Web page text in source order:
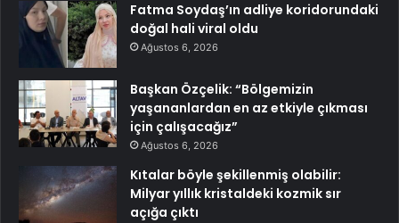
Fatma Soydaş’ın adliye koridorundaki
doğal hali viral oldu
Ağustos 6, 2026
Başkan Özçelik: “Bölgemizin
yaşananlardan en az etkiyle çıkması
için çalışacağız”
Ağustos 6, 2026
Kıtalar böyle şekillenmiş olabilir:
Milyar yıllık kristaldeki kozmik sır
açığa çıktı